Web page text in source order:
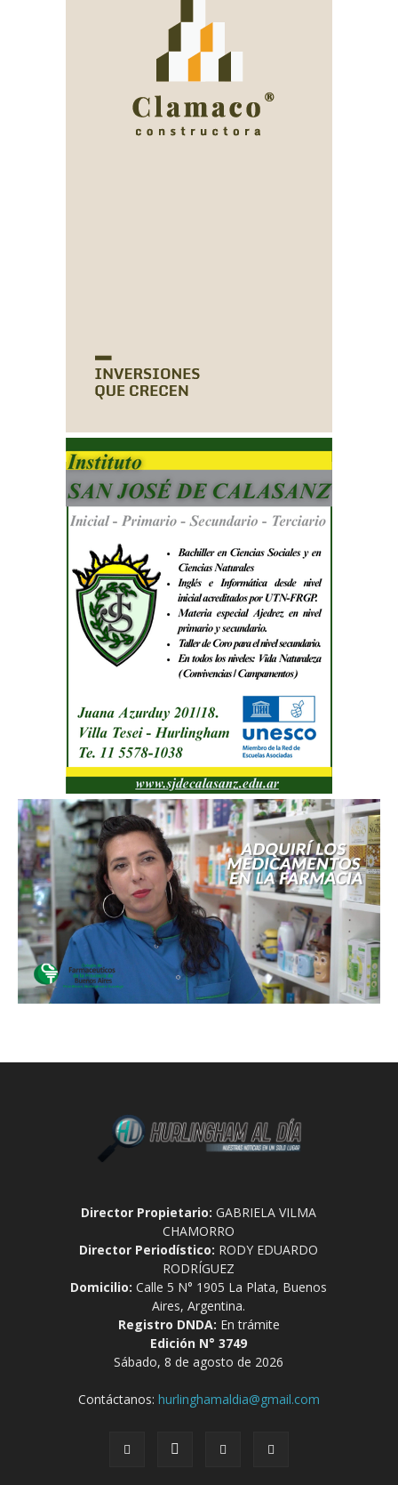
Director Propietario: GABRIELA VILMA
CHAMORRO
Director Periodístico: RODY EDUARDO
RODRÍGUEZ
Domicilio: Calle 5 N° 1905 La Plata, Buenos
Aires, Argentina.
Registro DNDA: En trámite
Edición N° 3749
Sábado, 8 de agosto de 2026
Contáctanos: hurlinghamaldia@gmail.com